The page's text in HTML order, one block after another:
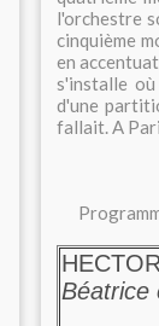
l'orchestre
cinquième
en
s'installe
d'une
fallait. A
Béatrice